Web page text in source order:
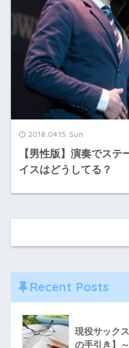
2018.04.15 Sun
【男性版】演奏でステ
イスはどうしてる？
Recent Posts
現役サック
の手引き】